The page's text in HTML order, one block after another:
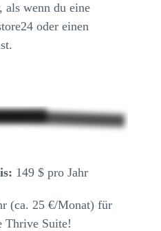
149 $ pro Jahr
(ca. 25 €/Monat) für
Thrive Suite!
als wenn du eine
oder einen